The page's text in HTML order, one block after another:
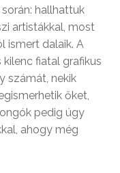
hallhattuk
artistákkal, most
ismert dalaik. A
fiatal grafikus
számát, nekik
őket,
pedig úgy
ahogy még